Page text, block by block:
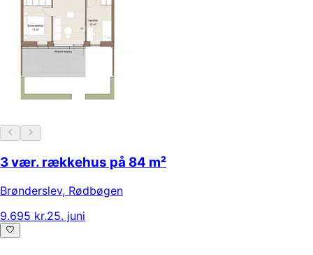
3 vær. rækkehus på 84 m²
Brønderslev, Rødbøgen
9.695 kr.25. juni